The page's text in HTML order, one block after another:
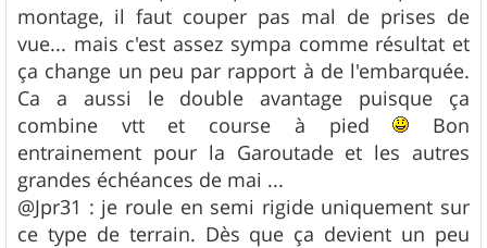
montage, il faut couper pas mal de prises de
vue... mais c'est assez sympa comme résultat et
ça change un peu par rapport à de l'embarquée.
Ca a aussi le double avantage puisque ça
combine vtt et course à pied
Bon
entrainement pour la Garoutade et les autres
grandes échéances de mai ...
@Jpr31 : je roule en semi rigide uniquement sur
ce type de terrain. Dès que ça devient un peu